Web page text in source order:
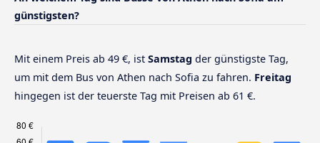
günstigsten?
Mit einem Preis ab 49 €, ist Samstag der günstigste Tag,
um mit dem Bus von Athen nach Sofia zu fahren. Freitag
hingegen ist der teuerste Tag mit Preisen ab 61 €.